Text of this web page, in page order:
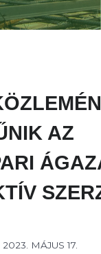
AZ
MÁJUS 17.